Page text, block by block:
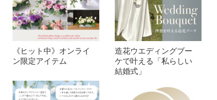
《ヒット中》オンライ
ン限定アイテム
造花ウエディングブー
ケで叶える「私らしい
結婚式」